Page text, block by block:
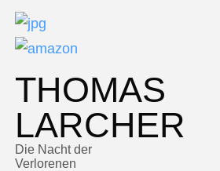
THOMAS
LARCHER
Die Nacht der
Verlorenen